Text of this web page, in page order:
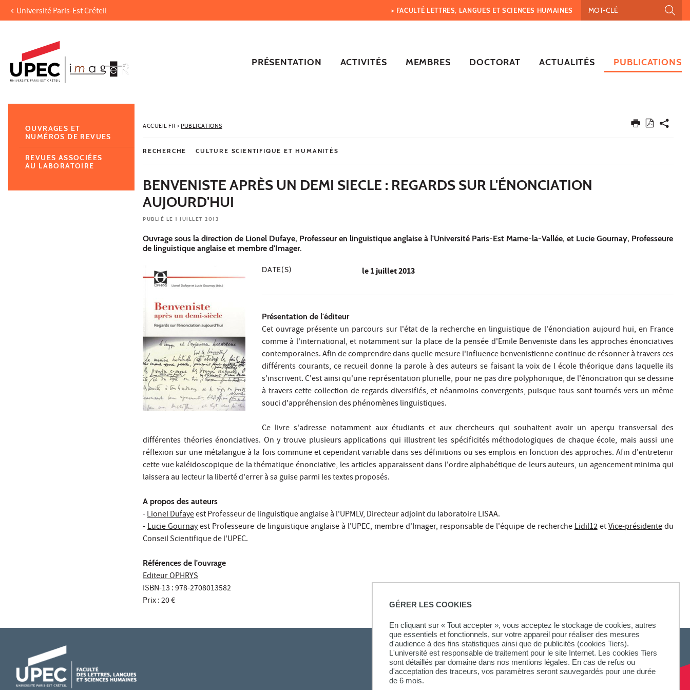
GÉRER LES COOKIES
En cliquant sur « Tout accepter », vous acceptez le stockage de cookies, autres
que essentiels et fonctionnels, sur votre appareil pour réaliser des mesures
d'audience à des fins statistiques ainsi que de publicités (cookies Tiers).
L'université est responsable de traitement pour le site Internet. Les cookies Tiers
sont détaillés par domaine dans nos mentions légales. En cas de refus ou
d'acceptation des traceurs, vos paramètres seront sauvegardés pour une durée
de 6 mois.
Aller au contenu
Recherche
Navigation secondaire
Université Paris-Est Créteil > FACULTÉ LETTRES, LANGUES ET SCIENCES HUMAINES
PRÉSENTATION ACTIVITÉS MEMBRES DOCTORAT ACTUALITÉS PUBLICATIONS
ACCUEIL FR› PUBLICATIONS
RECHERCHE CULTURE SCIENTIFIQUE ET HUMANITÉS
BENVENISTE APRÈS UN DEMI SIECLE : REGARDS SUR L'ÉNONCIATION
AUJOURD'HUI
PUBLIÉ LE 1 JUILLET 2013
Ouvrage sous la direction de Lionel Dufaye, Professeur en linguistique anglaise à l'Université Paris-Est Marne-la-Vallée, et Lucie Gournay, Professeure
de linguistique anglaise et membre d'Imager.
DATE(S) le1 juillet 2013
Présentation de l'éditeur
Cet ouvrage présente un parcours sur l'état de la recherche en linguistique de l'énonciation aujourd hui, en France
comme à l'international, et notamment sur la place de la pensée d'Emile Benveniste dans les approches énonciatives
contemporaines. Afin de comprendre dans quelle mesure l'influence benvenistienne continue de résonner à travers ces
différents courants, ce recueil donne la parole à des auteurs se faisant la voix de l école théorique dans laquelle ils
s'inscrivent. C'est ainsi qu'une représentation plurielle, pour ne pas dire polyphonique, de l'énonciation qui se dessine
à travers cette collection de regards diversifiés, et néanmoins convergents, puisque tous sont tournés vers un même
souci d'appréhension des phénomènes linguistiques.
Ce livre s'adresse notamment aux étudiants et aux chercheurs qui souhaitent avoir un aperçu transversal des
différentes théories énonciatives. On y trouve plusieurs applications qui illustrent les spécificités méthodologiques de chaque école, mais aussi une
réflexion sur une métalangue à la fois commune et cependant variable dans ses définitions ou ses emplois en fonction des approches. Afin d'entretenir
cette vue kaléidoscopique de la thématique énonciative, les articles apparaissent dans l'ordre alphabétique de leurs auteurs, un agencement minima qui
laissera au lecteur la liberté d'errer à sa guise parmi les textes proposés.
A propos des auteurs
-Lionel Dufayeest Professeur de linguistique anglaise à l'UPMLV, Directeur adjoint du laboratoire LISAA.
-Lucie Gournayest Professeure de linguistique anglaise à l'UPEC, membre d'Imager, responsable de l'équipe de rechercheLidil12etVice-présidentedu
Conseil Scientifique de l'UPEC.
Références de l'ouvrage
Editeur OPHRYS
ISBN-13 : 978-2708013582
Prix : 20 €
OUVRAGES ET
NUMÉROS DE REVUES
REVUES ASSOCIÉES
AU LABORATOIRE